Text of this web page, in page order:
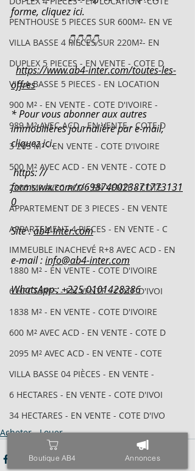
PENTHOUSE 5 PIECES SUR 600M²- EN VE
VILLA BASSE 4 PIECES SUR 220M²- EN
DUPLEX 5 PIECES - EN VENTE - COTE D
VILLA BASSE 5 PIECES - EN LOCATION
900 M² - EN VENTE - COTE D'IVOIRE -
989 M² AVEC ACD - EN VENTE - COTE D
3 205 M² - EN VENTE - COTE D'IVOIRE
500 M² AVEC ACD - EN VENTE - COTE D
2206 M² AVEC ACD - EN VENTE - COTE
APPARTEMENT DE 3 PIECES - EN VENTE
APPARTEMENT 4 PIECES - EN VENTE - C
IMMEUBLE INACHEVÉ R+8 AVEC ACD - EN
1880 M² - EN VENTE - COTE D'IVOIRE
6 HECTARES - EN VENTE - COTE D'IVOI
1838 M² - EN VENTE - COTE D'IVOIRE
600 M² AVEC ACD - EN VENTE - COTE D
2095 M² AVEC ACD - EN VENTE - COTE
VILLA BASSE 04 PIÈCES - EN VENTE -
6 HECTARES - EN VENTE - COTE D'IVOI
34 HECTARES - EN VENTE - COTE D'IVO
1843M² AVEC CPF - EN VENTE - COTE D
4000 M² AVEC ACD - EN VENTE - COTE
forme, cliquez ici.
👇👇👇👇
https://www.ab4-inter.com/toutes-les-
offres
* Pour vous abonner aux autres
immobilières journalière par e-mail,
cliquez ici.
https: //
forms.wix.com/r/698740023871773131
0
Site : ab4-inter.com
e-mail : info@ab4-inter.com
WhatsApp : +225 0101428286
Acheter - Louer
Boutique AB4 Annonces